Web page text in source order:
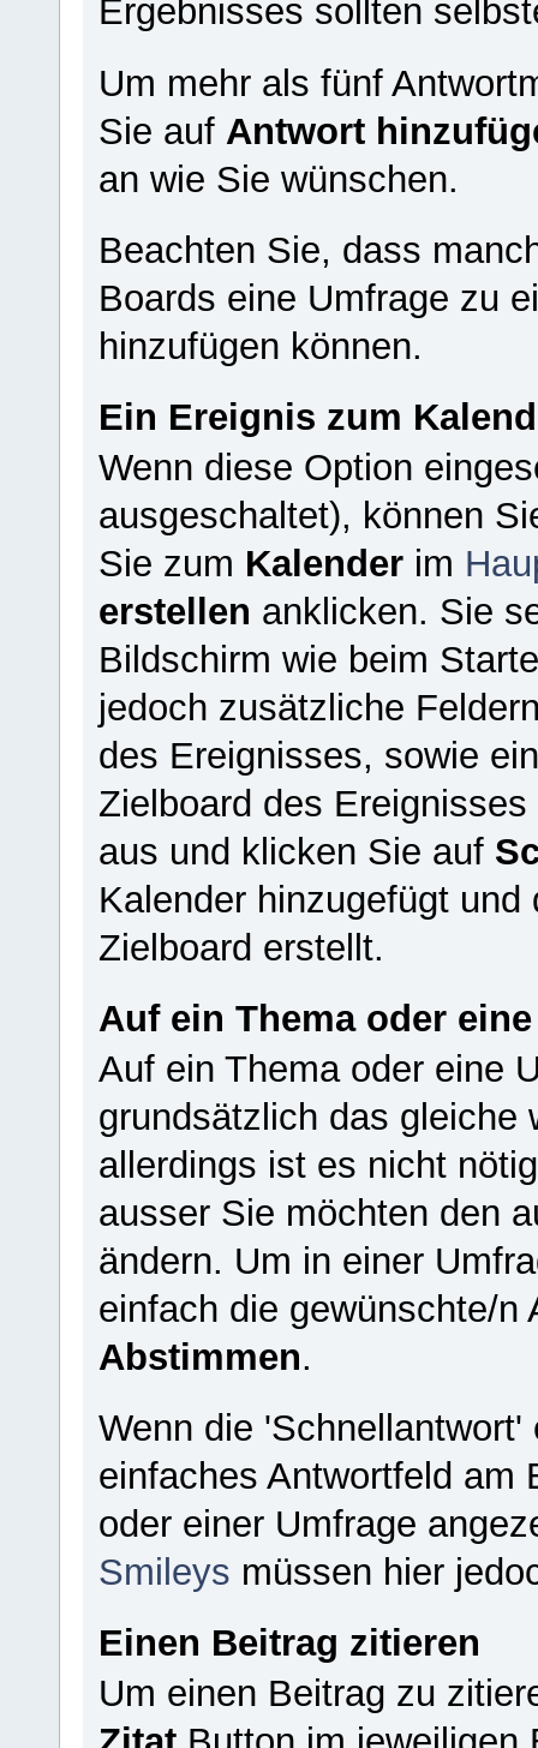
Ergebnisses sollten
Um mehr als fünf
Sie auf Antwort
an wie Sie wünschen.
Beachten Sie, dass
Boards eine Umfrage zu
hinzufügen können.
Ein Ereignis zum
Wenn diese Option
ausgeschaltet), können
Sie zum Kalenderim
erstellen anklicken. Sie
Bildschirm wie beim
jedoch zusätzliche
des Ereignisses, sowie
Zielboard des
aus und klicken Sie auf
Kalender hinzugefügt
Zielboard erstellt.
Auf ein Thema oder
Auf ein Thema oder eine
grundsätzlich das gleiche
allerdings ist es nicht
ausser Sie möchten den
ändern. Um in einer
einfach die gewünschte/n
Abstimmen.
Wenn die
einfaches Antwortfeld am
oder einer Umfrage
Smileys müssen hier
Einen Beitrag zitieren
Um einen Beitrag zu